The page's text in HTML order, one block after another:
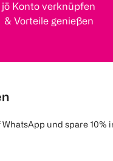
jö Konto verknüpfen
& Vorteile genießen
und spare 10%